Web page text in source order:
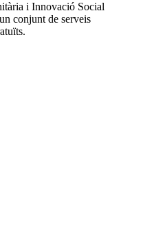
i Innovació Social
conjunt de serveis